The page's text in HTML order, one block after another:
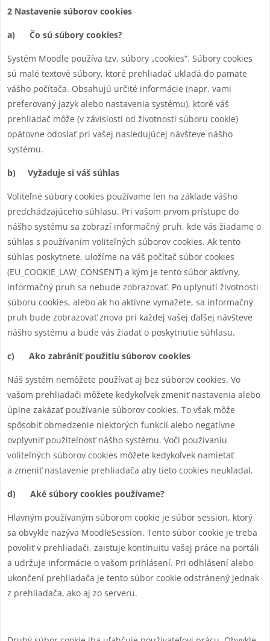
2 Nastavenie súborov cookies
a) Čo sú súbory cookies?
Systém Moodle používa tzv. súbory „cookies“. Súbory cookies
sú malé textové súbory, ktoré prehliadač ukladá do pamäte
vášho počítača. Obsahujú určité informácie (napr. vami
preferovaný jazyk alebo nastavenia systému), ktoré váš
prehliadač môže (v závislosti od životnosti súboru cookie)
opätovne odoslať pri vašej nasledujúcej návšteve nášho
systému.
b) Vyžaduje si váš súhlas
Voliteľné súbory cookies používame len na základe vášho
predchádzajúceho súhlasu. Pri vašom prvom prístupe do
nášho systému sa zobrazí informačný pruh, kde vás žiadame o
súhlas s používaním voliteľných súborov cookies. Ak tento
súhlas poskytnete, uložíme na váš počítač súbor cookies
(EU_COOKIE_LAW_CONSENT) a kým je tento súbor aktívny,
informačný pruh sa nebude zobrazovať. Po uplynutí životnosti
súboru cookies, alebo ak ho aktívne vymažete, sa informačný
pruh bude zobrazovať znova pri každej vašej ďalšej návšteve
nášho systému a bude vás žiadať o poskytnutie súhlasu.
c) Ako zabrániť použitiu súborov cookies
Náš systém nemôžete používať aj bez súborov cookies. Vo
vašom prehliadači môžete kedykoľvek zmeniť nastavenia alebo
úplne zakázať používanie súborov cookies. To však môže
spôsobiť obmedzenie niektorých funkcií alebo negatívne
ovplyvniť použiteľnosť nášho systému. Voči používaniu
voliteľných súborov cookies môžete kedykoľvek namietať
a zmeniť nastavenie prehliadača aby tieto cookies neukladal.
d) Aké súbory cookies používame?
Hlavným používaným súborom cookie je súbor session, ktorý
sa obvykle nazýva MoodleSession. Tento súbor cookie je treba
povoliť v prehliadači, zaisťuje kontinuitu vašej práce na portáli
a udržuje informácie o vašom prihlásení. Pri odhlásení alebo
ukončení prehliadača je tento súbor cookie odstránený jednak
z prehliadača, ako aj zo serveru.